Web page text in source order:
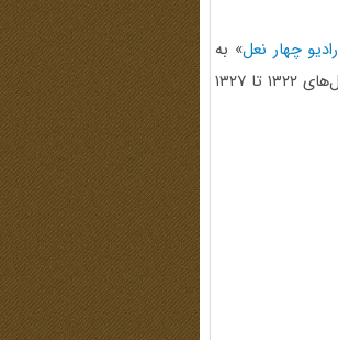
رادیو چهار نعل» به
تاریخ شفاهی اسب‌دوانی ایران اشاره شد؛ روایتی که از خاطرات مسابقات اسب‌دوانی سال‌های ۱۳۲۲ تا ۱۳۲۷